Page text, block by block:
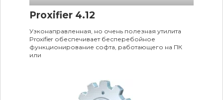
Proxifier 4.12
Узконаправленная, но очень полезная утилита
Proxifier обеспечивает бесперебойное
функционирование софта, работающего на ПК
или